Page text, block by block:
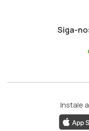
Siga-
Instale